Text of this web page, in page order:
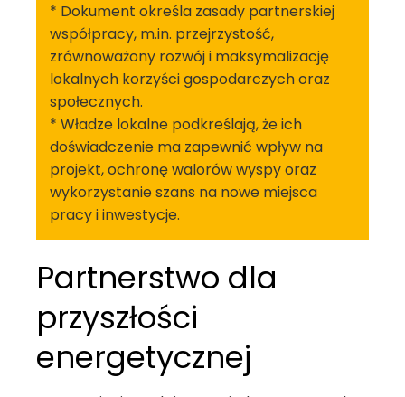
* Dokument określa zasady partnerskiej
współpracy, m.in. przejrzystość,
zrównoważony rozwój i maksymalizację
lokalnych korzyści gospodarczych oraz
społecznych.
* Władze lokalne podkreślają, że ich
doświadczenie ma zapewnić wpływ na
projekt, ochronę walorów wyspy oraz
wykorzystanie szans na nowe miejsca
pracy i inwestycje.
Partnerstwo dla
przyszłości
energetycznej